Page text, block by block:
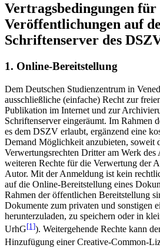
Vertragsbedingungen für
Veröffentlichungen auf
Schriftenserver des
1. Online-Bereitstellung
Dem Deutschen Studienzentrum in
ausschließliche (einfache) Recht zur
Publikation im Internet und zur
Schriftenserver eingeräumt. Im Rahmen
es dem DSZV erlaubt, ergänzend eine
Demand Möglichkeit anzubieten, soweit
Verwertungsrechten Dritter am Werk
weiteren Rechte für die Verwertung der
Autor. Mit der Anmeldung ist kein
auf die Online-Bereitstellung eines
Rahmen der öffentlichen Bereitstellung
Dokumente zum privaten und sonstigen
herunterzuladen, zu speichern oder in
UrhG[1]). Weitergehende Rechte kann
Hinzufügung einer Creative-Common-